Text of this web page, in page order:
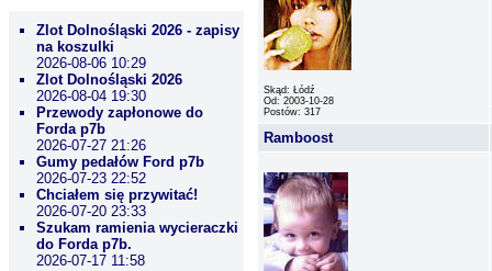
Zlot Dolnośląski 2026 - zapisy
na koszulki
2026-08-06 10:29
Zlot Dolnośląski 2026
2026-08-04 19:30
Przewody zapłonowe do
Forda p7b
2026-07-27 21:26
Gumy pedałów Ford p7b
2026-07-23 22:52
Chciałem się przywitać!
2026-07-20 23:33
Szukam ramienia wycieraczki
do Forda p7b.
2026-07-17 11:58
Skąd: Łódź
Od: 2003-10-28
Postów: 317
Ramboost